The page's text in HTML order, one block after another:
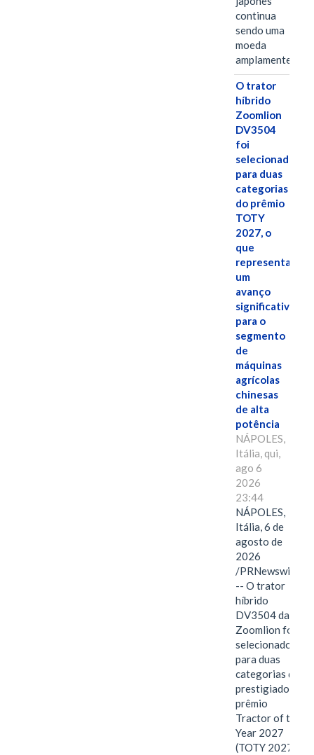
continua
sendo uma
moeda
amplamente…
O trator
híbrido
Zoomlion
DV3504
foi
selecionado
para duas
categorias
do prêmio
TOTY
2027, o
que
representa
um
avanço
significativo
para o
segmento
de
máquinas
agrícolas
chinesas
de alta
potência
NÁPOLES,
Itália, qui,
ago 6
2026
23:44
NÁPOLES,
Itália, 6 de
agosto de
2026
/PRNewswire/
-- O trator
híbrido
DV3504 da
Zoomlion foi
selecionado
para duas
categorias do
prestigiado
prêmio
Tractor of the
Year 2027
(TOTY 2027: